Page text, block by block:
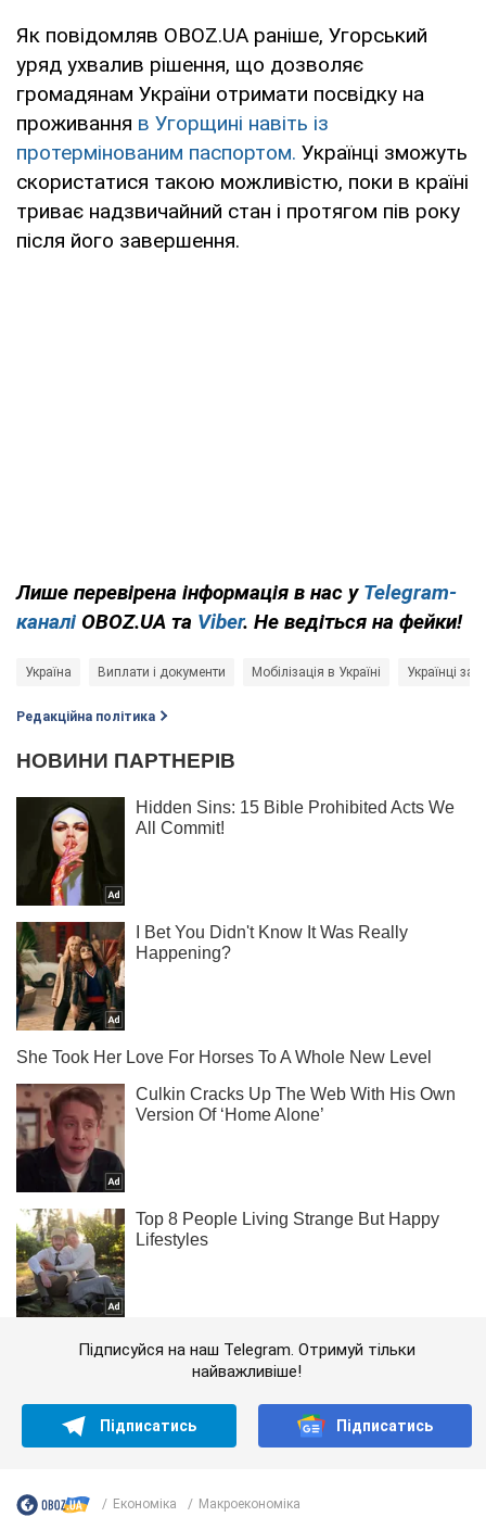
Як повідомляв OBOZ.UA раніше, Угорський
уряд ухвалив рішення, що дозволяє
громадянам України отримати посвідку на
проживання в Угорщині навіть із
протермінованим паспортом. Українці зможуть
скористатися такою можливістю, поки в країні
триває надзвичайний стан і протягом пів року
після його завершення.
Лише перевірена інформація в нас у Telegram-
каналі OBOZ.UA та Viber. Не ведіться на фейки!
Україна Виплати і документи Мобілізація в Україні Українці за
Редакційна політика
Підписуйся на наш Telegram. Отримуй тільки
найважливіше!
Підписатись Підписатись
Економіка
Mакроекономіка